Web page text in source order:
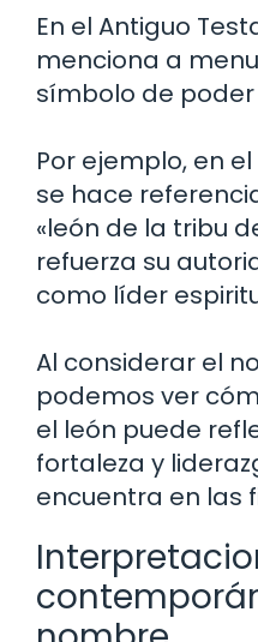
En el Antiguo
menciona a
símbolo de
Por ejemplo, en
se hace
«león de la tribu
refuerza su
como líder
Al considerar el
podemos ver
el león puede
fortaleza y
encuentra en las